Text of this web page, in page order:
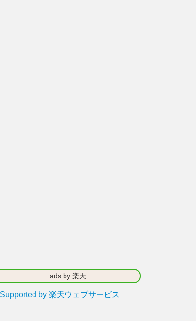
ads by 楽天
Supported by 楽天ウェブサービス